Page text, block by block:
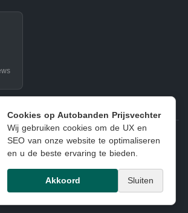
Cookies op Autobanden Prijsvechter
Wij gebruiken cookies om de UX en
SEO van onze website te optimaliseren
en u de beste ervaring te bieden.
Akkoord Sluiten
Prijsvechter. Privacy | Voorwaarden
van EJ Banden Oosterhout